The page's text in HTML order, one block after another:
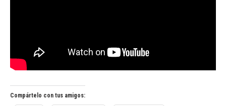
Compártelo con tus amigos: